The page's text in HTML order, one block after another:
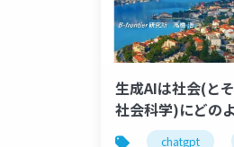
生成AIは社会(と
社会科学)にどの
えるか？chatgpt